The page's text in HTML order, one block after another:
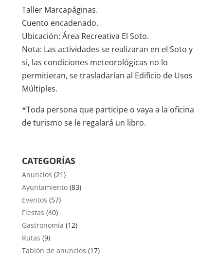
Taller Marcapáginas.
Cuento encadenado.
Ubicación: Área Recreativa El Soto.
Nota: Las actividades se realizaran en el Soto y
si, las condiciones meteorológicas no lo
permitieran, se trasladarían al Edificio de Usos
Múltiples.
*Toda persona que participe o vaya a la oficina
de turismo se le regalará un libro.
CATEGORÍAS
Anuncios (21)
Ayuntamiento(83)
Eventos (57)
Fiestas (40)
Gastronomía (12)
Rutas (9)
Tablón de anuncios (17)